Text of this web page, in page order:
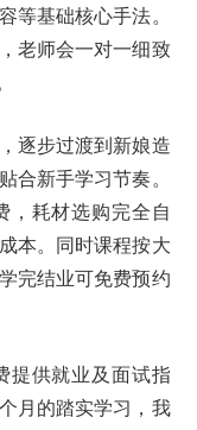
等基础核心手法。
老师会一对一细致
逐步过渡到新娘造
合新手学习节奏。
，耗材选购完全自
本。同时课程按大
完结业可免费预约
提供就业及面试指
月的踏实学习，我